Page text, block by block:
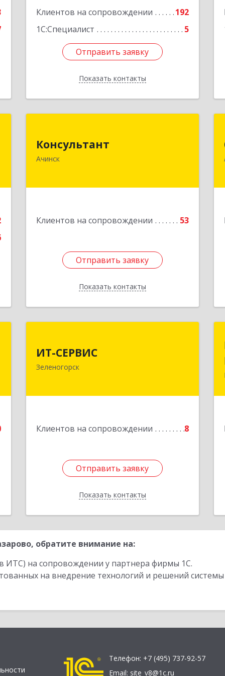
Клиентов на сопровождении
192
1С:Специалист
5
Отправить заявку
Показать контакты
Отправить заявку
Назад
Консультант
Ачинск
Клиентов на сопровождении 53
Отправить заявку
Показать контакты
662159, Красноярский край, Ачинск г,
Юго-Восточный район, дом № 21А
Подробнее
Отправить заявку
Назад
ИТ-СЕРВИС
Зеленогорск
Клиентов на сопровождении 8
Отправить заявку
Показать контакты
Зеленогорск г, Гагарина ул, дом № 34
Подробнее
Отправить заявку
Назад
обратите внимание на:
ИТС) на сопровождении у партнера фирмы 1С.
на внедрение технологий и решений
Телефон: +7 (495) 737-92-57
Email: site_v8@1c.ru